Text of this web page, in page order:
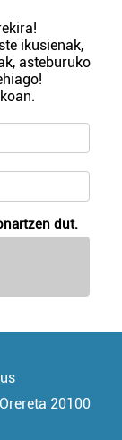
ikusienak,
asteburuko
dut.
20100